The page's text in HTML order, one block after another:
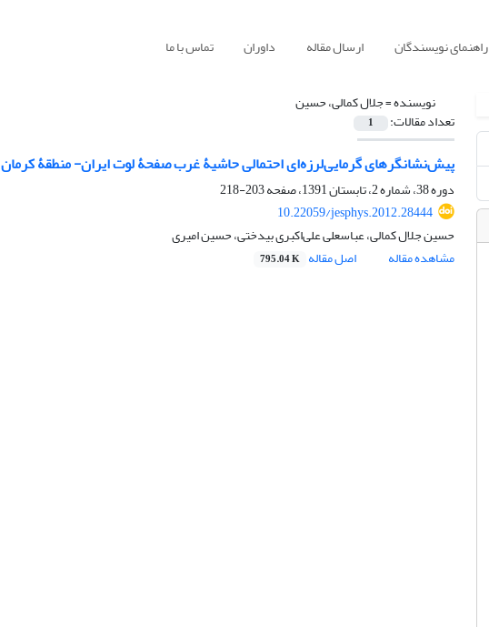
راهنمای نویسندگان ارسال مقاله داوران تماس با ما
نویسنده =جلال کمالی، حسین
تعداد مقالات: 1
پیش‌نشانگرهای گرمایی‌لرزه‌ای احتمالی حاشیۀ غرب صفحۀ لوت ایران- منطقۀ کرمان
دوره 38، شماره 2، تابستان 1391، صفحه
203-218
10.22059/jesphys.2012.28444
حسین جلال کمالی، عباسعلی علی‌اکبری بیدختی، حسین امیری
مشاهده مقاله
اصل مقاله 795.04 K